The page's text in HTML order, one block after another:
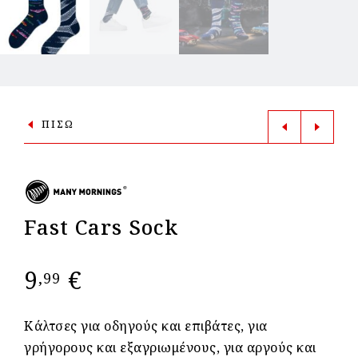
ΠΙΣΩ
Fast Cars Sock
9,99 €
Κάλτσες για οδηγούς και επιβάτες, για
γρήγορους και εξαγριωμένους, για αργούς και